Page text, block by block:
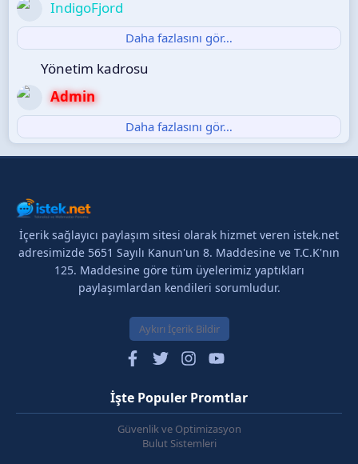
IndigoFjord
Daha fazlasını gör…
Yönetim kadrosu
Admin
Daha fazlasını gör…
İçerik sağlayıcı paylaşım sitesi olarak hizmet veren istek.net
adresimizde 5651 Sayılı Kanun'un 8. Maddesine ve T.C.K'nın
125. Maddesine göre tüm üyelerimiz yaptıkları
paylaşımlardan kendileri sorumludur.
Aykırı İçerik Bildir
İşte Populer Promtlar
Güvenlik ve Optimizasyon
Bulut Sistemleri